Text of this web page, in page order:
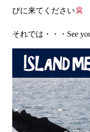
びに来てください
それでは・・・See